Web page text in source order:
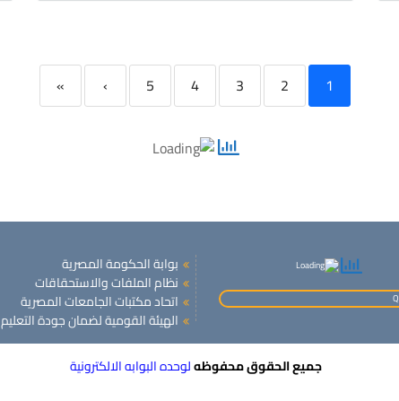
1
2
3
4
5
›
»
بوابة الحكومة المصرية
نظام الملفات والاستحقاقات
اتحاد مكتبات الجامعات المصرية
الهيئة القومية لضمان جودة التعليم
جميع الحقوق محفوظهلوحده البوابه الالكترونية